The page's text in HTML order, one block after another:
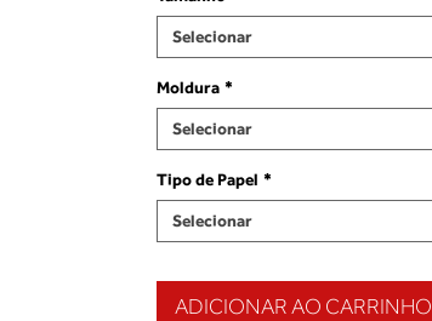
Selecionar
Moldura *
Selecionar
Tipo de Papel *
Selecionar
ADICIONAR AO CARRINHO